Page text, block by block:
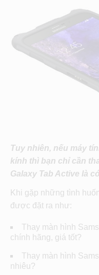
Tuy nhiên, nếu máy
kính thì bạn chỉ cần
Galaxy Tab Active là
Khi gặp những tình
được đặt ra như:
Thay màn hình
chính hãng, giá tốt?
Thay màn hình
nhiêu?